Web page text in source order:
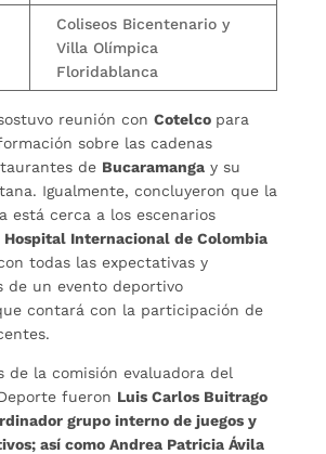
Coliseos Bicentenario y
Villa Olímpica
Floridablanca
reunión con Cotelco para
sobre las cadenas
de Bucaramangay su
Igualmente, concluyeron que la
está cerca a los escenarios
Hospital Internacional de Colombia
todas las expectativas y
de un evento deportivo
contará con la participación de
de la comisión evaluadora del
fueron Luis Carlos Buitrago
grupo interno de juegos y
así como Andrea Patricia Ávila